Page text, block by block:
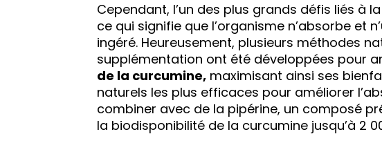
Cependant, l’un des plus grands défis liés à
ce qui signifie que l’organisme n’absorbe et
ingéré. Heureusement, plusieurs méthodes
supplémentation ont été développées pour
de la curcumine,maximisant ainsi ses
naturels les plus efficaces pour améliorer
combiner avec de la pipérine, un composé
la biodisponibilité de la curcumine jusqu’à 2